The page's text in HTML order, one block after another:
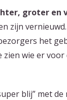
groter en
zijn
het
wie er
blij” met